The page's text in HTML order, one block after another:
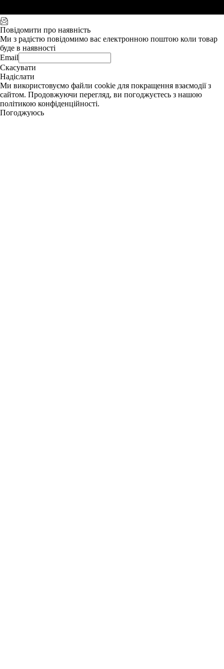
Повідомити про наявність
Ми з радістю повідомимо вас електронною поштою коли товар
буде в наявності
Email
Скасувати
Надіслати
Ми використовуємо файли cookie для покращення взаємодії з
сайтом. Продовжуючи перегляд, ви погоджуєтесь з нашою
політикою конфіденційності.
Погоджуюсь